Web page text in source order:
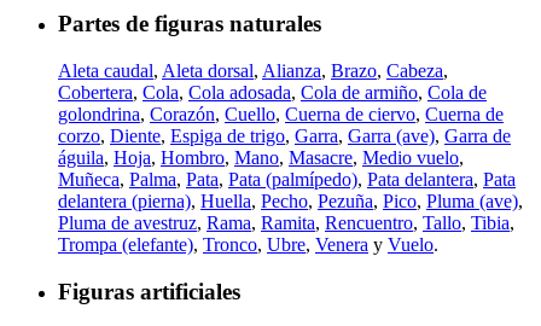
Partes de figuras naturales
Aleta caudal, Aleta dorsal, Alianza, Brazo, Cabeza,
Cobertera, Cola, Cola adosada, Cola de armiño, Cola de
golondrina, Corazón, Cuello, Cuerna de ciervo, Cuerna de
corzo, Diente, Espiga de trigo, Garra, Garra (ave), Garra de
águila, Hoja, Hombro, Mano, Masacre, Medio vuelo,
Muñeca, Palma, Pata, Pata (palmípedo), Pata delantera, Pata
delantera (pierna), Huella, Pecho, Pezuña, Pico, Pluma (ave),
Pluma de avestruz, Rama, Ramita, Rencuentro, Tallo, Tibia,
Trompa (elefante), Tronco, Ubre, Venera y Vuelo.
Figuras artificiales